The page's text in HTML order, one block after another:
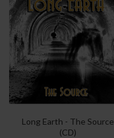
Long Earth - The Source
(CD)